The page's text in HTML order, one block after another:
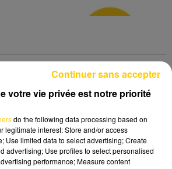
votre vie privée est notre priorité
do the following data processing based on
legitimate interest: Store and/or access
Use limited data to select advertising; Create
advertising; Use profiles to select personalised
performance; Measure content
Continuer sans accepter